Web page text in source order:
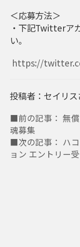
＜応募方法＞
・下記Twitterア
い。
https://
投稿者：セイリス
■前の記事： 無償
魂募集
■次の記事： ハ
ョン エントリー